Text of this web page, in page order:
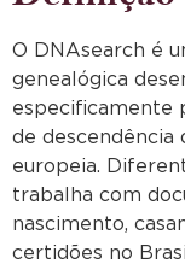
O DNAsearch é
genealógica
especificamente
de descendência
europeia.
trabalha com
nascimento,
certidões no